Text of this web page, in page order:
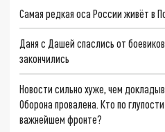
Самая редкая оса России живёт в
Даня с Дашей спаслись от
закончились
Новости сильно хуже, чем
Оборона провалена. Кто по
важнейшем фронте?